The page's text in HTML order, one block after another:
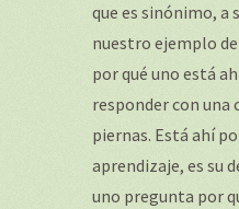
que es sinónimo, a
nuestro ejemplo
por qué uno está
responder con una
piernas. Está ahí
aprendizaje, es su
uno pregunta por